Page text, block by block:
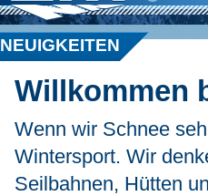
NEUIGKEITEN
Willkommen
Wenn wir Schnee
Wintersport. Wir
Seilbahnen, Hütten